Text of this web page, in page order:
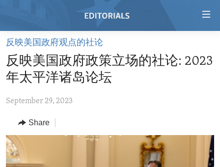
Skip
main
content
to
Navigation
Skip
to
Search
HOME
VIDEO
REGIONS
AFRICA
ASIA
TOPICS
SECURITY AND DEFENSE
ARCHIVE
ABOUT US
反映美国政府观点的社论
反映美国政府政策立场的社论: 2023
年太平洋诸岛论坛
September 29, 2023
Share